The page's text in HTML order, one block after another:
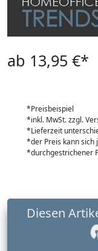
ab 13,95 €*
*Preisbeispiel
*inkl. MwSt. zzgl.
*Lieferzeit
*der Preis kann sich
*durchgestrichener